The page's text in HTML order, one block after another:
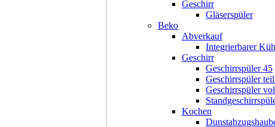
Geschirr
Gläserspüler
Beko
Abverkauf
Integrierbarer
Geschirr
Geschirrspüler 45
Geschirrspüler
Geschirrspüler
Kochen